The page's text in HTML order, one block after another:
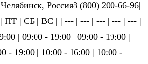
Россия8 (800) 200-66-96|
| СБ | ВС | | --- | --- | --- | --- | --- |
| 09:00 - 19:00 | 09:00 - 19:00 |
- 19:00 | 10:00 - 16:00 | 10:00 -